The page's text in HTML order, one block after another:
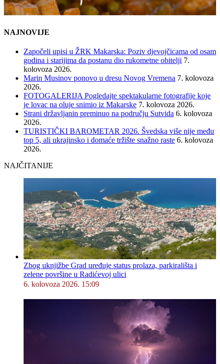
NAJNOVIJE
Započeli upisi u ŽRK Makarska: Poziv djevojčicama od osam
godina i starijima da postanu dio rukometne obitelji 7.
kolovoza 2026.
Marin Musinov ponovo u dresu Novog Vremena 7. kolovoza
2026.
FOTOGALERIJA Pogledajte spektakularne fotografije koje
je lovac na oluje snimio iz Makarske 7. kolovoza 2026.
Strani državljanin preminuo na području Sutvida 6. kolovoza
2026.
TURISTIČKI BAROMETAR 2026. Švedska više nije među
top 5, ali ukrajinsko i domaće tržište snažno raste 6. kolovoza
2026.
NAJČITANIJE
Zbog uknjižbe Grad uređuje status prolaza, parkirališta i
zelene površine u Radićevoj ulici
6. kolovoza 2026. 15:09